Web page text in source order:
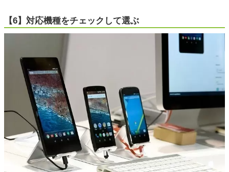
【6】対応機種をチェックして選ぶ